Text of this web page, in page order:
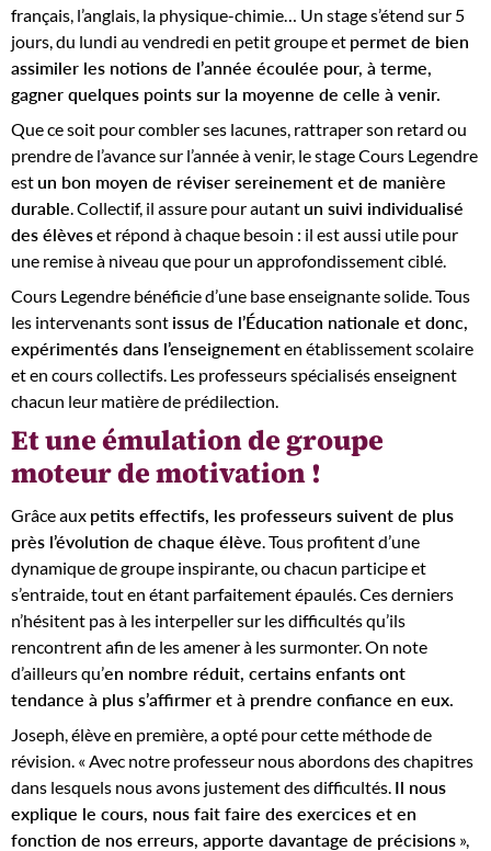
français, l’anglais, la physique-chimie… Un stage s’étend sur 5
jours, du lundi au vendredi en petit groupe et permet de bien
assimiler les notions de l’année écoulée pour, à terme,
gagner quelques points sur la moyenne de celle à venir.
Que ce soit pour combler ses lacunes, rattraper son retard ou
prendre de l’avance sur l’année à venir, le stage Cours Legendre
est un bon moyen de réviser sereinement et de manière
durable . Collectif, il assure pour autant un suivi individualisé
des élèveset répond à chaque besoin : il est aussi utile pour
une remise à niveau que pour un approfondissement ciblé.
Cours Legendre bénéficie d’une base enseignante solide. Tous
les intervenants sont issus de l’Éducation nationale et donc,
expérimentés dans l’enseignementen établissement scolaire
et en cours collectifs. Les professeurs spécialisés enseignent
chacun leur matière de prédilection.
Et une émulation de groupe
moteur de motivation !
Grâce aux petits effectifs, les professeurs suivent de plus
près l’évolution de chaque élève. Tous profitent d’une
dynamique de groupe inspirante, ou chacun participe et
s’entraide, tout en étant parfaitement épaulés. Ces derniers
n’hésitent pas à les interpeller sur les difficultés qu’ils
rencontrent afin de les amener à les surmonter. On note
d’ailleurs qu’en nombre réduit, certains enfants ont
tendance à plus s’affirmer et à prendre confiance en eux.
Joseph, élève en première, a opté pour cette méthode de
révision. « Avec notre professeur nous abordons des chapitres
dans lesquels nous avons justement des difficultés. Il nous
explique le cours, nous fait faire des exercices et en
fonction de nos erreurs, apporte davantage de précisions »,